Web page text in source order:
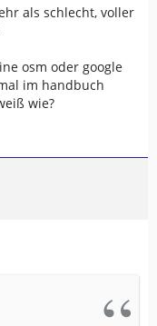
als schlecht, voller
osm oder google
im handbuch
wie?